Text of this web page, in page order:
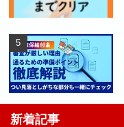
新着記事